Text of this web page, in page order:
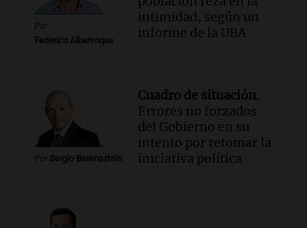
Por
Federico Albarenque
intimidad, según un
informe de la UBA
Por Sergio Berensztein
Cuadro de situación.
Errores no forzados
del Gobierno en su
intento por retomar la
iniciativa política